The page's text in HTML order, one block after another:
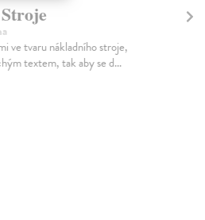
ve tvaru nákladního stroje,
textem, tak aby se d...